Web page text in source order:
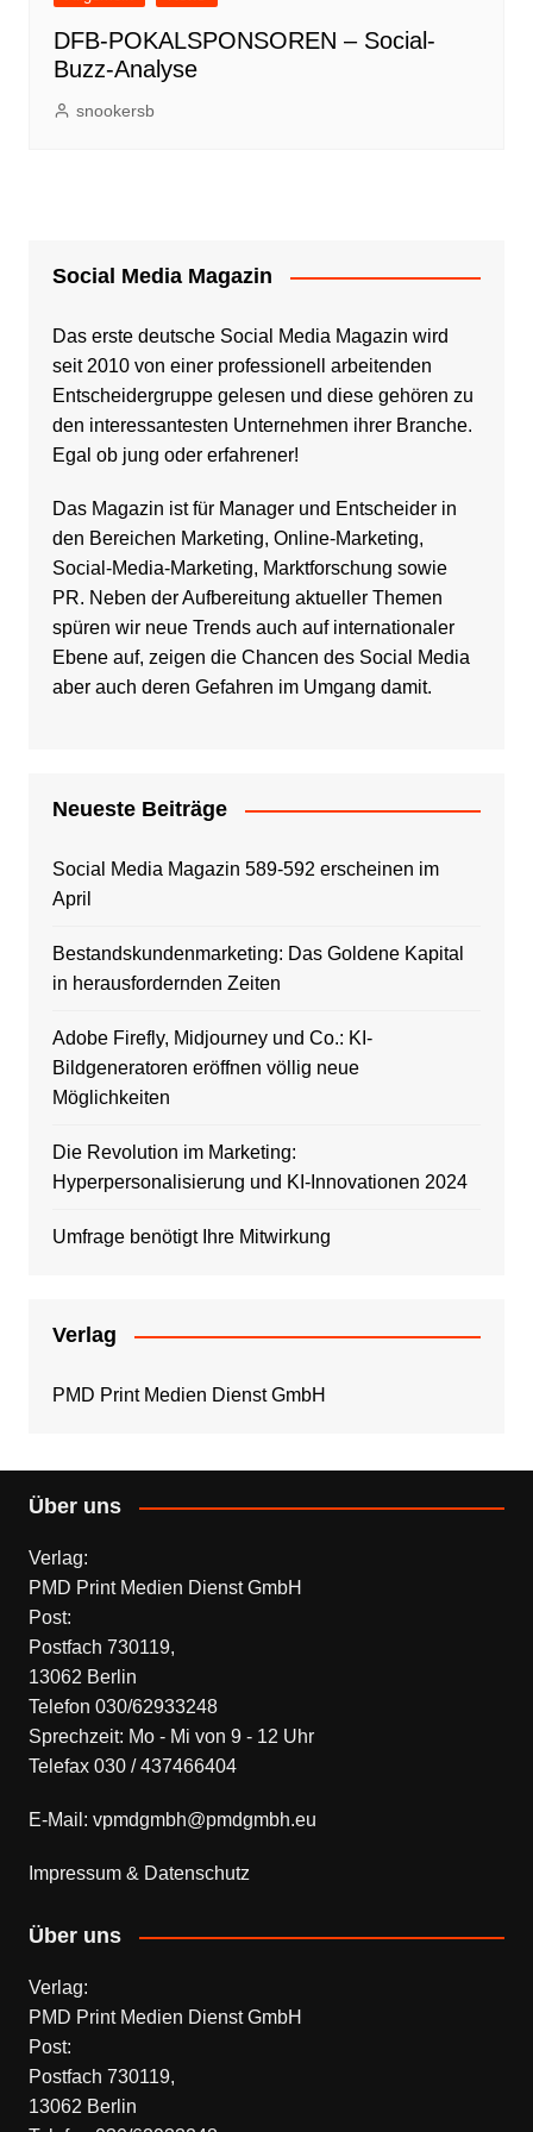
DFB-POKALSPONSOREN – Social-
Buzz-Analyse
snookersb
Social Media Magazin
Das erste deutsche Social Media Magazin wird
seit 2010 von einer professionell arbeitenden
Entscheidergruppe gelesen und diese gehören zu
den interessantesten Unternehmen ihrer Branche.
Egal ob jung oder erfahrener!
Das Magazin ist für Manager und Entscheider in
den Bereichen Marketing, Online-Marketing,
Social-Media-Marketing, Marktforschung sowie
PR. Neben der Aufbereitung aktueller Themen
spüren wir neue Trends auch auf internationaler
Ebene auf, zeigen die Chancen des Social Media
aber auch deren Gefahren im Umgang damit.
Neueste Beiträge
Social Media Magazin 589-592 erscheinen im
April
Bestandskundenmarketing: Das Goldene Kapital
in herausfordernden Zeiten
Adobe Firefly, Midjourney und Co.: KI-
Bildgeneratoren eröffnen völlig neue
Möglichkeiten
Die Revolution im Marketing:
Hyperpersonalisierung und KI-Innovationen 2024
Umfrage benötigt Ihre Mitwirkung
Verlag
PMD Print Medien Dienst GmbH
Über uns
Verlag:
PMD Print Medien Dienst GmbH
Post:
Postfach 730119,
13062 Berlin
Telefon 030/62933248
Sprechzeit: Mo - Mi von 9 - 12 Uhr
Telefax 030 / 437466404
E-Mail: vpmdgmbh@pmdgmbh.eu
Impressum & Datenschutz
Über uns
Verlag:
PMD Print Medien Dienst GmbH
Post:
Postfach 730119,
13062 Berlin